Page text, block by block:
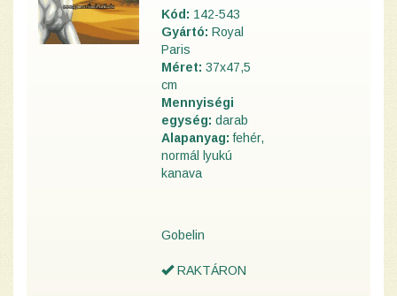
Kód: 142-543
Gyártó: Royal
Paris
Méret: 37x47,5
cm
Mennyiségi
egység: darab
Alapanyag: fehér,
normál lyukú
kanava
Gobelin
RAKTÁRON